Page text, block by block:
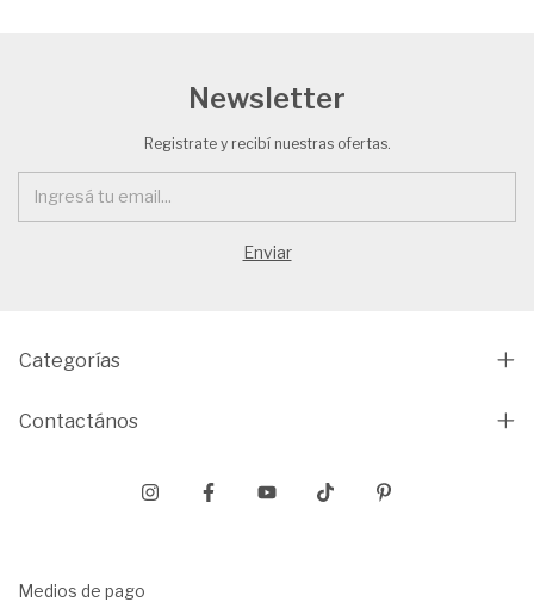
Newsletter
Registrate y recibí nuestras ofertas.
Categorías
Contactános
Medios de pago